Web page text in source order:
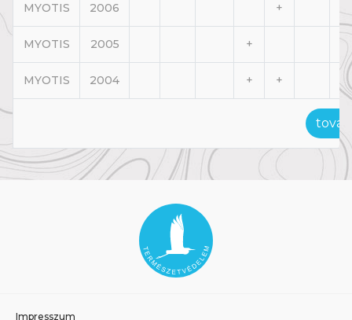
MYOTIS 2006 +
MYOTIS 2005 +
MYOTIS 2004 + +
Impresszum